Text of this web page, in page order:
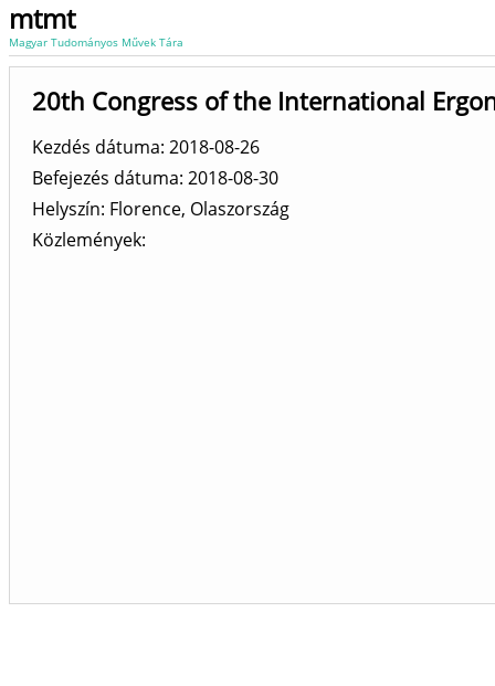
mtmt
Magyar Tudományos Művek Tára
20th Congress of the International
Kezdés dátuma: 2018-08-26
Befejezés dátuma: 2018-08-30
Helyszín Florence, Olaszország
Közlemények